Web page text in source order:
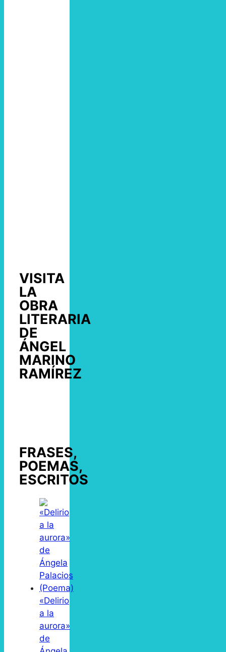
VISITA
LA
OBRA
LITERARIA
DE
ÁNGEL
MARINO
RAMÍREZ
FRASES,
POEMAS,
ESCRITOS
«Delirio
a la
aurora»
de